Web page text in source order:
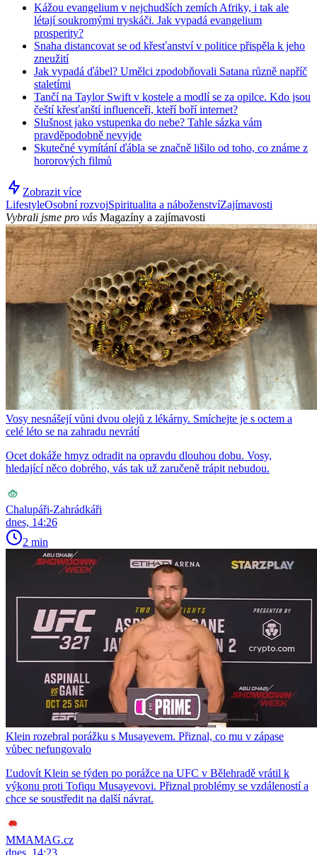
Kážou evangelium v nejchudších zemích Afriky, i tak ale
létají soukromými tryskáči. Jak vypadá evangelium
prosperity?
Snaha distancovat se od křesťanství v politice přispěla k jeho
zneužití
Jak vypadá ďábel? Umělci zpodobňovali Satana různě napříč
staletími
Tančí na Taylor Swift v kostele a modlí se za opilce. Kdo jsou
čeští křesťanští influenceři, kteří boří internet?
Slušnost jako vstupenka do nebe? Tahle sázka vám
pravděpodobně nevyjde
Skutečné vymítání ďábla se značně lišilo od toho, co známe z
hororových filmů
Zobrazit více
LifestyleOsobní rozvojSpiritualita a náboženstvíZajímavosti
Vybrali jsme pro vás Magazíny a zajímavosti
Vosy nesnášejí vůni dvou olejů z lékárny. Smíchejte je s octem a
celé léto se na zahradu nevrátí
Ocet dokáže hmyz odradit na opravdu dlouhou dobu. Vosy,
hledající něco dobrého, vás tak už zaručeně trápit nebudou.
Chalupáři-Zahrádkáři
dnes, 14:26
2 min
Klein rozebral porážku s Musayevem. Přiznal, co mu v zápase
vůbec nefungovalo
Ľudovít Klein se týden po porážce na UFC v Bělehradě vrátil k
výkonu proti Tofiqu Musayevovi. Přiznal problémy se vzdáleností a
chce se soustředit na další návrat.
MMAMAG.cz